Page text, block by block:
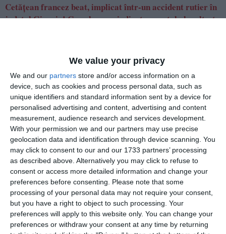
We value your privacy
We and our partners store and/or access information on a
device, such as cookies and process personal data, such as
unique identifiers and standard information sent by a device for
personalised advertising and content, advertising and content
measurement, audience research and services development.
With your permission we and our partners may use precise
geolocation data and identification through device scanning. You
may click to consent to our and our 1733 partners’ processing
as described above. Alternatively you may click to refuse to
consent or access more detailed information and change your
preferences before consenting.
Please note that some
processing of your personal data may not require your consent,
but you have a right to object to such processing. Your
preferences will apply to this website only. You can change your
preferences or withdraw your consent at any time by returning
Cetățean francez beat, implicat într-un accident rutier în
județul Giurgiu! Ce valoare a indicat aparatul alcooltest
Urmărește-ne pe Google News
Urmărește-ne pe Whatsapp
Ti-a placut articolul?
COMENTARII